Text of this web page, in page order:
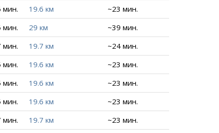
мин.
19.6 км
~23 мин.
мин.
29 км
~39 мин.
мин.
19.7 км
~24 мин.
мин.
19.6 км
~23 мин.
мин.
19.6 км
~23 мин.
мин.
19.6 км
~23 мин.
мин.
19.7 км ~23 мин.